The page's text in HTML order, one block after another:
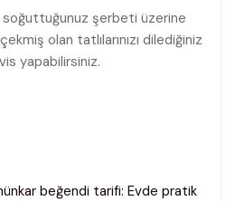
soğuttuğunuz şerbeti üzerine
olan tatlılarınızı dilediğiniz
yapabilirsiniz.
beğendi tarifi: Evde pratik